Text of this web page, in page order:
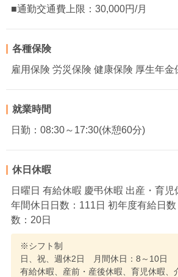
■通勤交通費上限：30,000円/月
各種保険
雇用保険 労災保険 健康保険 厚生年金
就業時間
日勤：08:30～17:30(休憩60分)
休日休暇
日曜日 有給休暇 慶弔休暇 出産・育児
年間休日日数：111日 初年度有給日数
数：20日
※シフト制
日、祝、週休2日 月間休日：8～10日
有給休暇、産前・産後休暇、育児休暇、